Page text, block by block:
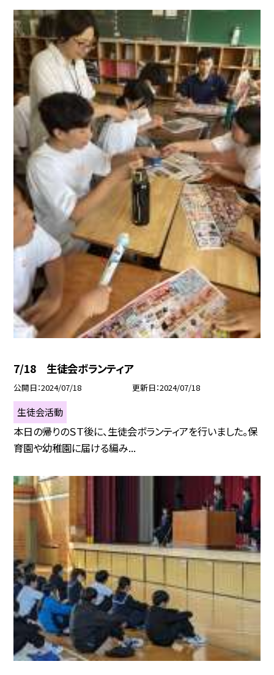
7/18 生徒会ボランティア
公開日 2024/07/18 更新日 2024/07/18
生徒会活動
本日の帰りのＳＴ後に、生徒会ボランティアを行いました。保
育園や幼稚園に届ける編み...